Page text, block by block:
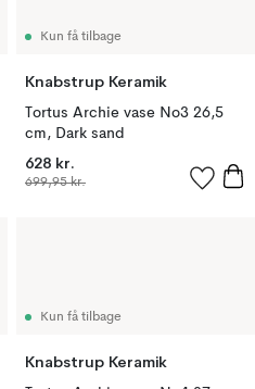
Kun få tilbage
Knabstrup Keramik
Tortus Archie vase No3 26,5
cm, Dark sand
628 kr.
699,95 kr.
Kun få tilbage
Knabstrup Keramik